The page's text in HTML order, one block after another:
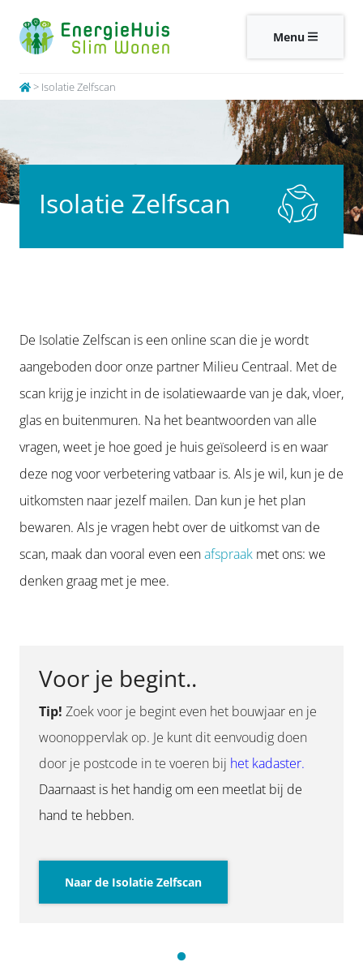
Menu
> Isolatie Zelfscan
Isolatie Zelfscan
De Isolatie Zelfscan is een online scan die je wordt
aangeboden door onze partner Milieu Centraal. Met de
scan krijg je inzicht in de isolatiewaarde van je dak, vloer,
glas en buitenmuren. Na het beantwoorden van alle
vragen, weet je hoe goed je huis geïsoleerd is en waar
deze nog voor verbetering vatbaar is. Als je wil, kun je de
uitkomsten naar jezelf mailen. Dan kun je het plan
bewaren. Als je vragen hebt over de uitkomst van de
scan, maak dan vooral even eenafspraak met ons: we
denken graag met je mee.
Voor je begint..
Tip! Zoek voor je begint even het bouwjaar en je
woonoppervlak op. Je kunt dit eenvoudig doen
door je postcode in te voeren bij het kadaster.
Daarnaast is het handig om een meetlat bij de
hand te hebben.
Naar de Isolatie Zelfscan